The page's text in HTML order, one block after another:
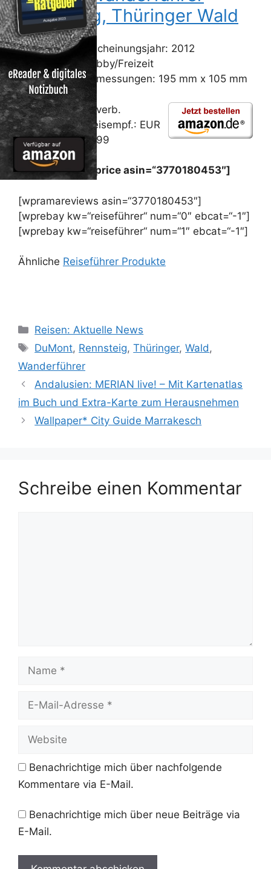
Rennsteig, Thüringer Wald
Erscheinungsjahr: 2012
Hobby/Freizeit
Abmessungen: 195 mm x 105 mm
Unverb.
Preisempf.: EUR
12,99
Preis: [wpramaprice asin=“3770180453″]
[wpramareviews asin=“3770180453″]
[wprebay kw=“reiseführer“ num=“0″ ebcat=“-1″]
[wprebay kw=“reiseführer“ num=“1″ ebcat=“-1″]
Ähnliche Reiseführer Produkte
Kategorien
Reisen: Aktuelle News
Schlagwörter
DuMont, Rennsteig,Thüringer,Wald ,
Wanderführer
Andalusien: MERIAN live! – Mit Kartenatlas
im Buch und Extra-Karte zum Herausnehmen
Wallpaper* City Guide Marrakesch
Schreibe einen Kommentar
Mail-
Benachrichtige mich über nachfolgende
Kommentare via E-Mail.
Benachrichtige mich über neue Beiträge via
E-Mail.